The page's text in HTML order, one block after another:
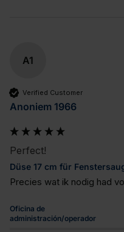
A1
Verified Customer
Anoniem 1966
Perfect!
Düse 17 cm für
Precies wat ik nodig had
Oficina de
administración/operador